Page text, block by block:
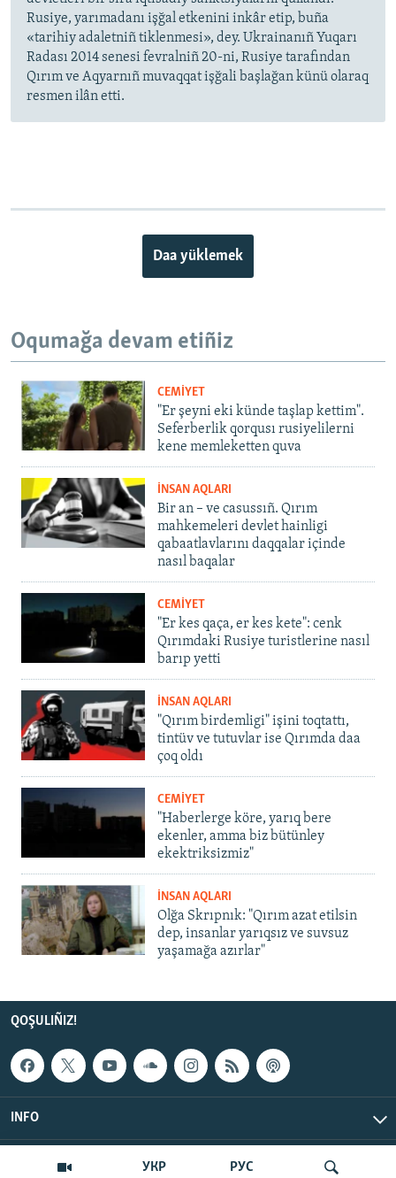
УКР РУС
Rusiye, yarımadanı işğal etkenini inkâr etip, buña
«tarihiy adaletniñ tiklenmesi», dey. Ukrainanıñ Yuqarı
Radası 2014 senesi fevralniñ 20-ni, Rusiye tarafından
Qırım ve Aqyarnıñ muvaqqat işğali başlağan künü olaraq
resmen ilân etti.
Daa yüklemek
Oqumağa devam etiñiz
CEMİYET
"Er şeyni eki künde taşlap kettim".
Seferberlik qorqusı rusiyelilerni
kene memleketten quva
İNSAN AQLARI
Bir an – ve casussıñ. Qırım
mahkemeleri devlet hainligi
qabaatlavlarını daqqalar içinde
nasıl baqalar
CEMİYET
"Er kes qaça, er kes kete": cenk
Qırımdaki Rusiye turistlerine nasıl
barıp yetti
İNSAN AQLARI
"Qırım birdemligi" işini toqtattı,
tintüv ve tutuvlar ise Qırımda daa
çoq oldı
CEMİYET
"Haberlerge köre, yarıq bere
ekenler, amma biz bütünley
ekektriksizmiz"
İNSAN AQLARI
Olğa Skrıpnık: "Qırım azat etilsin
dep, insanlar yarıqsız ve suvsuz
yaşamağa azırlar"
QOŞULIÑIZ!
INFO
© Qırım.Aqiqat, 2026 | All Rights Reserved.